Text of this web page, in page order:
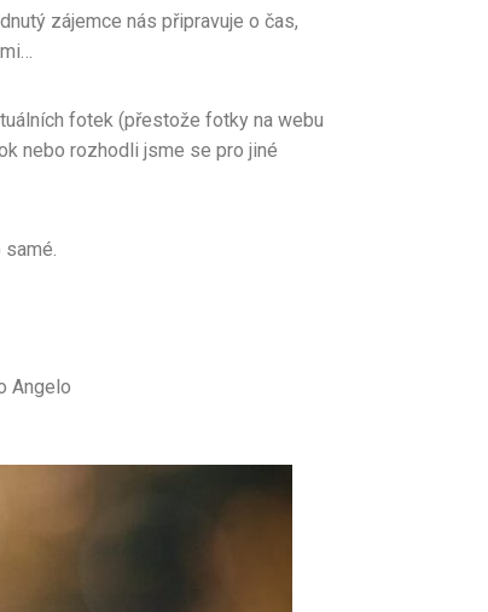
zájemce nás připravuje o čas,
fotek (přestože fotky na webu
nebo rozhodli jsme se pro jiné